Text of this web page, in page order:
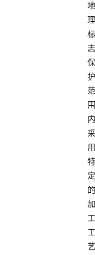
地
理
标
志
保
护
范
围
内
采
用
特
定
的
加
工
工
艺